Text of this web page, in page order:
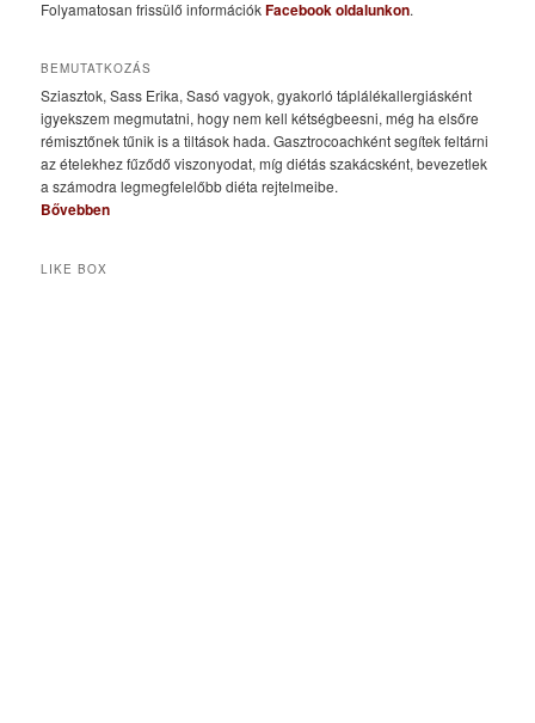
Folyamatosan frissülő információkFacebook oldalunkon.
BEMUTATKOZÁS
Sziasztok, Sass Erika, Sasó vagyok, gyakorló táplálékallergiásként
igyekszem megmutatni, hogy nem kell kétségbeesni, még ha elsőre
rémisztőnek tűnik is a tiltások hada. Gasztrocoachként segítek feltárni
az ételekhez fűződő viszonyodat, míg diétás szakácsként, bevezetlek
a számodra legmegfelelőbb diéta rejtelmeibe.
Bővebben
LIKE BOX